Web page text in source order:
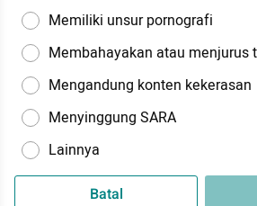
Memiliki unsur pornografi
Membahayakan atau menjurus
Mengandung konten kekerasan
Menyinggung SARA
Lainnya
Batal